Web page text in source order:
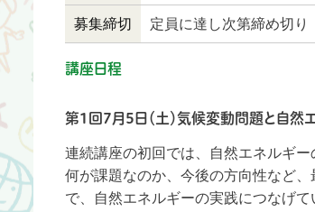
募集締切 定員に達し次第締め切り
講座日程
第1回7月5日（土）気候変動問題と自然
連続講座の初回では、自然エネルギ
何が課題なのか、今後の方向性など
で、自然エネルギーの実践につなげて